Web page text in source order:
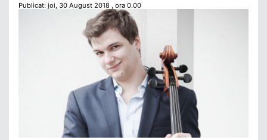
Publicat: joi, 30 August 2018 , ora 0.00